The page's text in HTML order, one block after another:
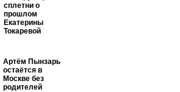
сплетни о
прошлом
Екатерины
Токаревой
Артём Пынзарь
остаётся в
Москве без
родителей